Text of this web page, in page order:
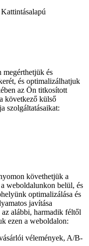
megérthetjük és
és optimalizálhatjuk
az Ön titkosított
következő külső
szolgáltatásaikat:
követhetjük a
weboldalunkon belül, és
optimalizálása és
javítása
az alábbi, harmadik féltől
ezen a weboldalon:
vélemények, A/B-